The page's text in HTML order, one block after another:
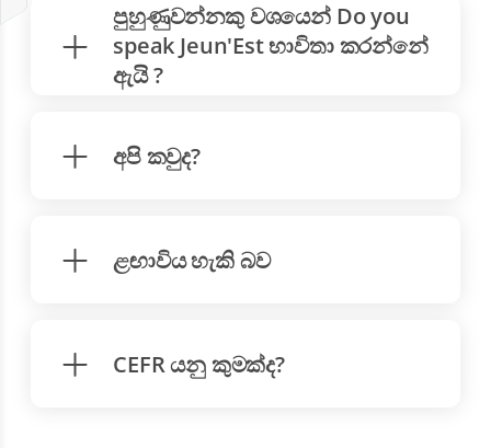
පුහුණුවන්නකු වශයෙන් Do you
speak Jeun'Est භාවිතා කරන්නේ
ඇයි ?
අපි කවුද?
ළඟාවිය හැකි බව
CEFR යනු කුමක්ද?